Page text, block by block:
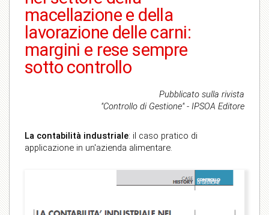
macellazione e della
lavorazione delle carni:
margini e rese sempre
sotto controllo
Pubblicato sulla rivista
"Controllo di Gestione" - IPSOA Editore
La contabilità industriale: il caso pratico di
applicazione in un'azienda alimentare.